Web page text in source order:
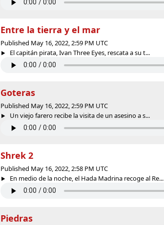
Entre la tierra y el mar
Published May 16, 2022, 2:59 PM UTC
El capitán pirata, Ivan Three Eyes, rescata a su t...
Goteras
Published May 16, 2022, 2:59 PM UTC
Un viejo farero recibe la visita de un asesino a s...
Shrek 2
Published May 16, 2022, 2:58 PM UTC
En medio de la noche, el Hada Madrina recoge al Re...
Piedras